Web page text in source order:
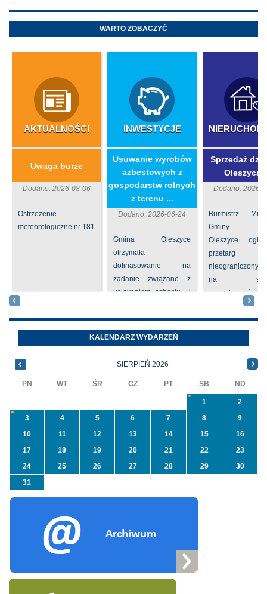
WARTO ZOBACZYĆ
AKTUALNOŚCI
Uwaga burze
Dodano: 2026-08-06
Ostrzeżenie
meteorologiczne nr 181
INWESTYCJE
​Usuwanie wyrobów
azbestowych z
gospodarstw rolnych
z terenu ...
Dodano: 2026-06-24
Gmina Oleszyce
otrzymała
dofinasowanie na
zadanie związane z
usuwaniem azbestu i
azbest w ramach
programu
priorytetowego
NFOŚiGW pn.
Sprzedaż
Dodano: 2026-
Burmistrz
Gminy
Oleszyce
przetarg
nieograniczony
na
nieruchomości nr
Oleszycach
Orzeszkowej.
informacji ...
KALENDARZ WYDARZEŃ
SIERPIEŃ 2026
PN WT ŚR CZ PT SB ND
1
2
3
4 5 6 7 8
9
10
11 12 13 14 15
16
17
18 19 20 21 22
23
24
25 26 27 28 29
30
31